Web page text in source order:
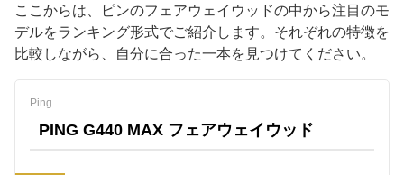
ここからは、ピンのフェアウェイウッドの中から注目のモ
デルをランキング形式でご紹介します。それぞれの特徴を
比較しながら、自分に合った一本を見つけてください。
Ping
PING G440 MAX フェアウェイウッド